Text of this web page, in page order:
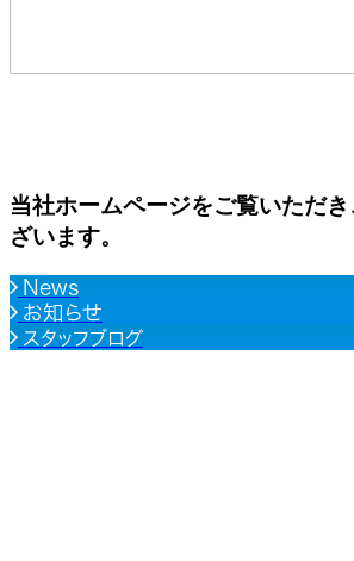
当社ホームページをご覧いただ
ざいます。
News
お知らせ
スタッフブログ